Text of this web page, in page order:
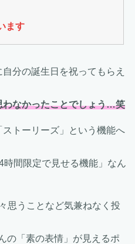
ます
分の誕生日を祝ってもらえ
わなかったことでしょう…笑
トーリーズ」という機能へ
間限定で見せる機能」なん
思うことなど気兼ねなく投
の「素の表情」が見えるポ